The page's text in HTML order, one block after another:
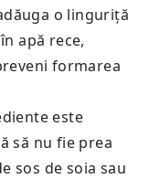
o linguriță
apă rece,
formarea
este
să nu fie prea
sos de soia sau